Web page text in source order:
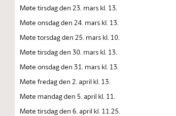
Møte tirsdag den 23. mars kl. 13.
Møte onsdag den 24. mars kl. 13.
Møte torsdag den 25. mars kl. 10.
Møte tirsdag den 30. mars kl. 13.
Møte onsdag den 31. mars kl. 13.
Møte fredag den 2. april kl. 13.
Møte mandag den 5. april kl. 11.
Møte tirsdag den 6. april kl. 11.25.